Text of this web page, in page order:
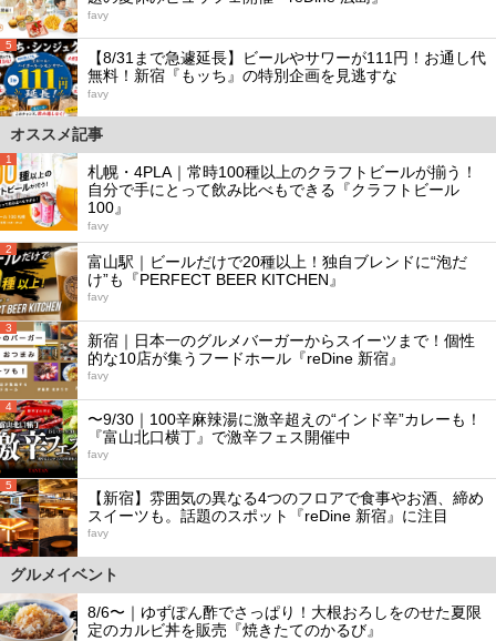
favy
5
【8/31まで急遽延長】ビールやサワーが111円！お通し代
無料！新宿『もッち』の特別企画を見逃すな
favy
オススメ記事
1
札幌・4PLA｜常時100種以上のクラフトビールが揃う！
自分で手にとって飲み比べもできる『クラフトビール
100』
favy
2
富山駅｜ビールだけで20種以上！独自ブレンドに“泡だ
け”も『PERFECT BEER KITCHEN』
favy
3
新宿｜日本一のグルメバーガーからスイーツまで！個性
的な10店が集うフードホール『reDine 新宿』
favy
4
〜9/30｜100辛麻辣湯に激辛超えの“インド辛”カレーも！
『富山北口横丁』で激辛フェス開催中
favy
5
【新宿】雰囲気の異なる4つのフロアで食事やお酒、締め
スイーツも。話題のスポット『reDine 新宿』に注目
favy
グルメイベント
8/6〜｜ゆずぽん酢でさっぱり！大根おろしをのせた夏限
定のカルビ丼を販売『焼きたてのかるび』